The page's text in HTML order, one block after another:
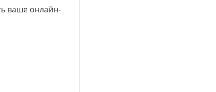
ваше онлайн-